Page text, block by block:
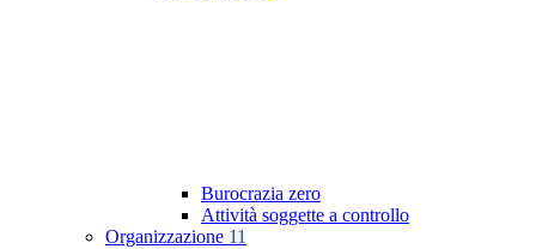
Burocrazia zero
Attività soggette a controllo
Organizzazione 11